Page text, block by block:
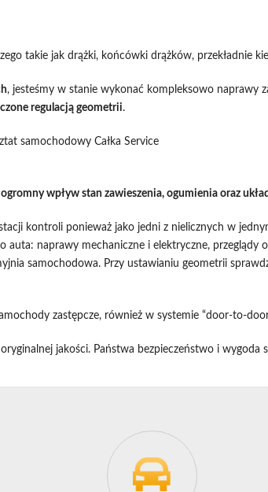
takie jak drążki, końcówki drążków, przekładnie
, jesteśmy w stanie wykonać kompleksowo naprawy
regulacją geometrii.
samochodowy Całka Service
wpływ stan zawieszenia, ogumienia oraz
kontroli ponieważ jako jedni z nielicznych w
auta: naprawy mechaniczne i elektryczne, przeglądy
samochodowa. Przy ustawianiu geometrii
zastępcze, również w systemie “door-to-
jakości. Państwa bezpieczeństwo i wygoda